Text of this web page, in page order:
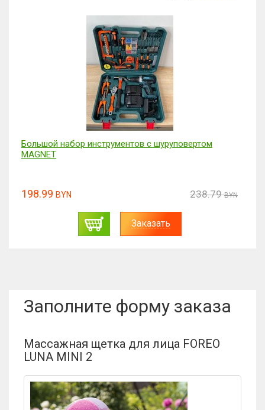
Большой набор инструментов с шуруповертом
MAGNET
198.99 BYN 238.79 BYN
Заказать
Заполните форму заказа
Массажная щетка для лица FOREO
LUNA MINI 2